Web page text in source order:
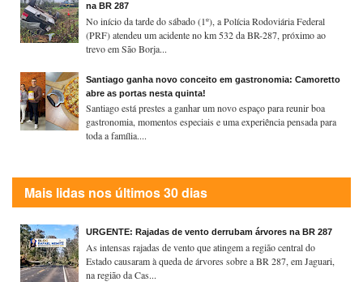
na BR 287
No início da tarde do sábado (1º), a Polícia Rodoviária Federal
(PRF) atendeu um acidente no km 532 da BR-287, próximo ao
trevo em São Borja...
Santiago ganha novo conceito em gastronomia: Camoretto
abre as portas nesta quinta!
Santiago está prestes a ganhar um novo espaço para reunir boa
gastronomia, momentos especiais e uma experiência pensada para
toda a família....
Mais lidas nos últimos 30 dias
URGENTE: Rajadas de vento derrubam árvores na BR 287
As intensas rajadas de vento que atingem a região central do
Estado causaram à queda de árvores sobre a BR 287, em Jaguari,
na região da Cas...